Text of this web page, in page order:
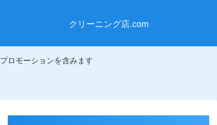
クリーニング店.com
プロモーションを含みます